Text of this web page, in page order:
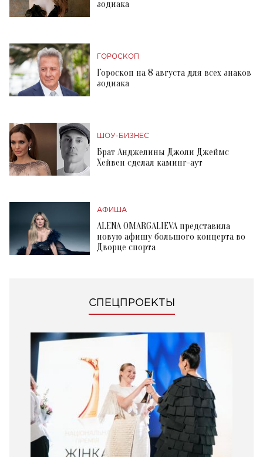
зодиака
ГОРОСКОП
Гороскоп на 8 августа для всех знаков
зодиака
ШОУ-БИЗНЕС
Брат Анджелины Джоли Джеймс
Хейвен сделал каминг-аут
АФИША
ALENA OMARGALIEVA представила
новую афишу большого концерта во
Дворце спорта
СПЕЦПРОЕКТЫ